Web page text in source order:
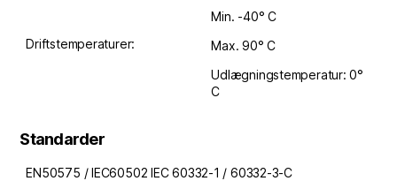
Driftstemperaturer:
Min. -40° C
Max. 90° C
Udlægningstemperatur: 0°
C
Standarder
EN50575 / IEC60502 IEC 60332-1 / 60332-3-C